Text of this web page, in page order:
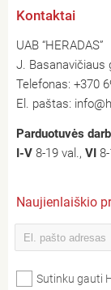
Kontaktai
UAB “HERADAS”
J. Basanavičiaus
Telefonas: +370
El. paštas:
Parduotuvės
I-V 8-19 val., VI
Naujienlaiškio
Sutinku gauti